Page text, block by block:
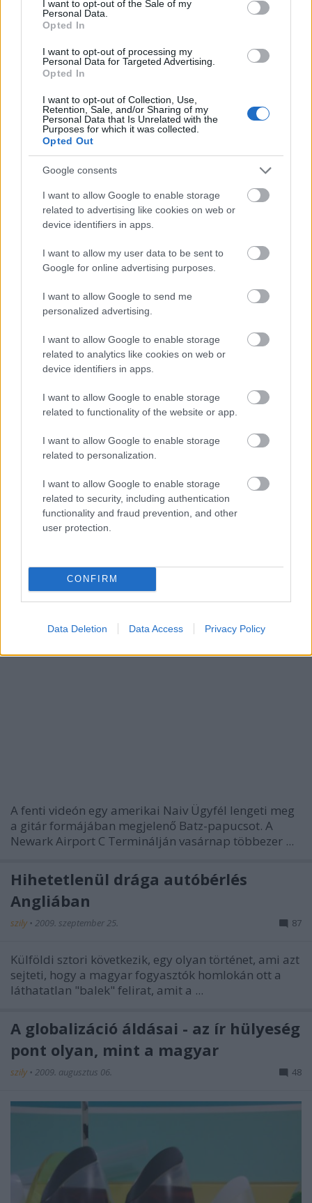
I want to opt-out of the Sale of my
Personal Data.
Opted In
I want to opt-out of processing my
Personal Data for Targeted Advertising.
Opted In
I want to opt-out of Collection, Use,
Retention, Sale, and/or Sharing of my
Personal Data that Is Unrelated with the
Purposes for which it was collected.
Opted Out
Google consents
I want to allow Google to enable storage
related to advertising like cookies on web or
device identifiers in apps.
I want to allow my user data to be sent to
Google for online advertising purposes.
I want to allow Google to send me
personalized advertising.
I want to allow Google to enable storage
related to analytics like cookies on web or
device identifiers in apps.
I want to allow Google to enable storage
related to functionality of the website or app.
I want to allow Google to enable storage
related to personalization.
I want to allow Google to enable storage
related to security, including authentication
functionality and fraud prevention, and other
user protection.
CONFIRM
Data Deletion Data Access Privacy Policy
Külföldön is elég szar című sorozatunk újabb
részében José Manuel Pereira da Costa óvja a
magyar turistákat Szpirosz tavernájától Korfu ...
Hogyan veszi az ember az internetet
Svédországban?
2010. február 04.
előfizetési sztorinkraválaszul G. V. megírta, hogy
vele hogyan történt ez az egész Svédországban. ...
Az igazi Naiv Ügyfél a Hey Jude-dal
tiltakozik a béna hatóságok ellen
2010. január 05.
A fenti videón egy amerikai Naiv Ügyfél lengeti meg
a gitár formájában megjelenő Batz-papucsot. A
Newark Airport C Terminálján vasárnap többezer ...
Hihetetlenül drága autóbérlés
Angliában
szily • 2009. szeptember 25. 87
Külföldi sztori következik, egy olyan történet, ami azt
sejteti, hogy a magyar fogyasztók homlokán ott a
láthatatlan "balek" felirat, amit a ...
A globalizáció áldásai - az ír hülyeség
pont olyan, mint a magyar
szily • 2009. augusztus 06. 48